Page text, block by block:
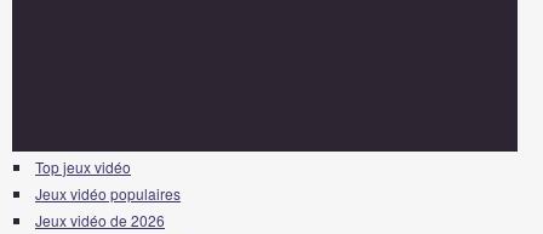
Top jeux vidéo
Jeux vidéo populaires
Jeux vidéo de 2026